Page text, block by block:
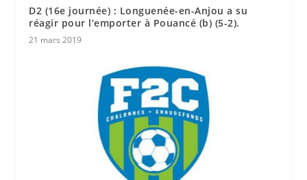
D2 (16e journée) : Longuenée-en-Anjou a su
réagir pour l’emporter à Pouancé (b) (5-2).
21 mars 2019